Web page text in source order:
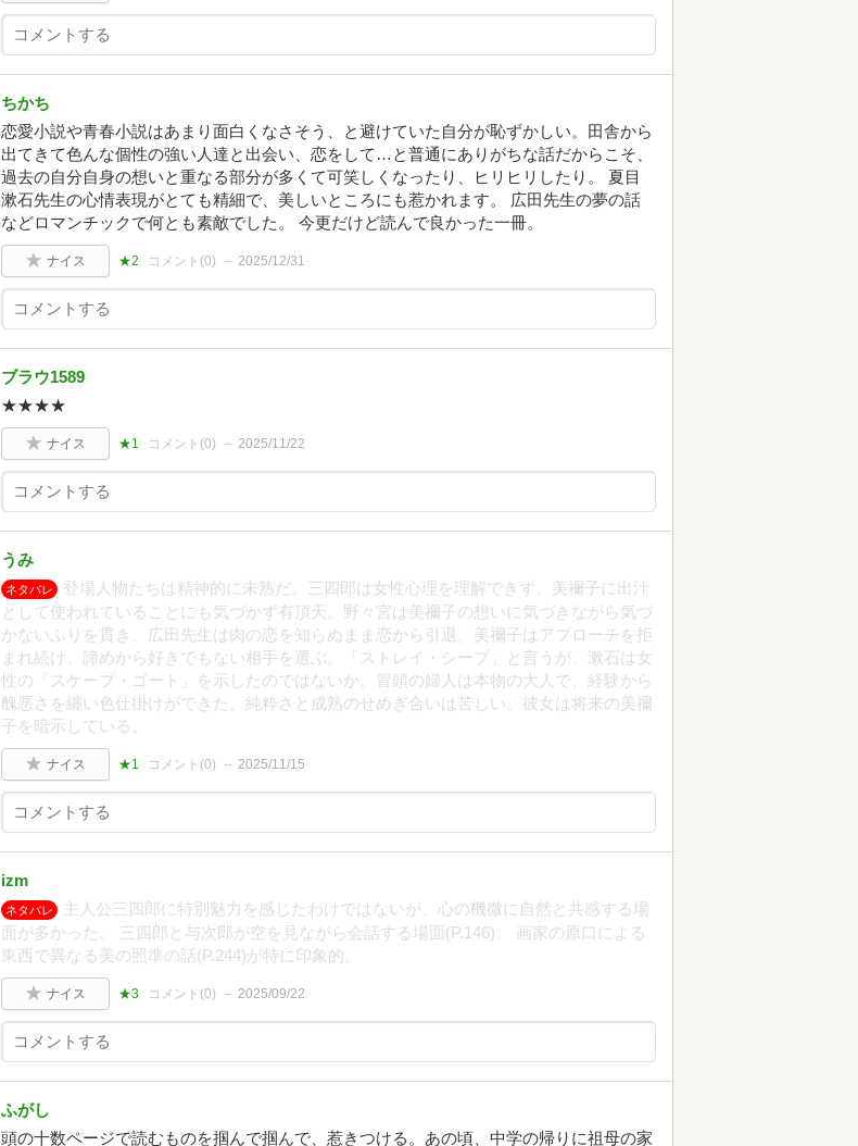
ちかち
恋愛小説や青春小説はあまり面白くなさそう、と避けていた自分が恥ずかしい。田舎から
出てきて色んな個性の強い人達と出会い、恋をして…と普通にありがちな話だからこそ、
過去の自分自身の想いと重なる部分が多くて可笑しくなったり、ヒリヒリしたり。 夏目
漱石先生の心情表現がとても精細で、美しいところにも惹かれます。 広田先生の夢の話
などロマンチックで何とも素敵でした。 今更だけど読んで良かった一冊。
ナイス ★2 コメント(0) 2025/12/31
ブラウ1589
★★★★
ナイス ★1 コメント(0) 2025/11/22
うみ
ネタバレ
登場人物たちは精神的に未熟だ。三四郎は女性心理を理解できず、美禰子に出汁
として使われていることにも気づかず有頂天。野々宮は美禰子の想いに気づきながら気づ
かないふりを貫き、広田先生は肉の恋を知らぬまま恋から引退。美禰子はアプローチを拒
まれ続け、諦めから好きでもない相手を選ぶ。「ストレイ・シープ」と言うが、漱石は女
性の「スケープ・ゴート」を示したのではないか。冒頭の婦人は本物の大人で、経験から
醜悪さを纏い色仕掛けができた。純粋さと成熟のせめぎ合いは苦しい。彼女は将来の美禰
子を暗示している。
ナイス ★1 コメント(0) 2025/11/15
izm
ネタバレ
主人公三四郎に特別魅力を感じたわけではないが、心の機微に自然と共感する場
面が多かった。 三四郎と与次郎が空を見ながら会話する場面(P.146)、 画家の原口による
東西で異なる美の照準の話(P.244)が特に印象的。
ナイス ★3 コメント(0) 2025/09/22
ふがし
頭の十数ページで読むものを掴んで掴んで、惹きつける。あの頃、中学の帰りに祖母の家